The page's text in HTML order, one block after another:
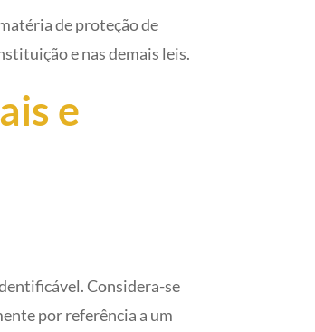
de proteção de
e nas demais leis.
e
Considera-se
por referência a um